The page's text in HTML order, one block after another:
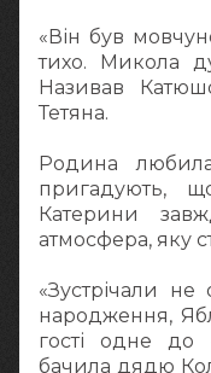
«Він був
тихо. Микола
Називав
Тетяна.
Родина
пригадують,
Катерини
атмосфера, яку
«Зустрічали
народження,
гості одне до
бачила дядю